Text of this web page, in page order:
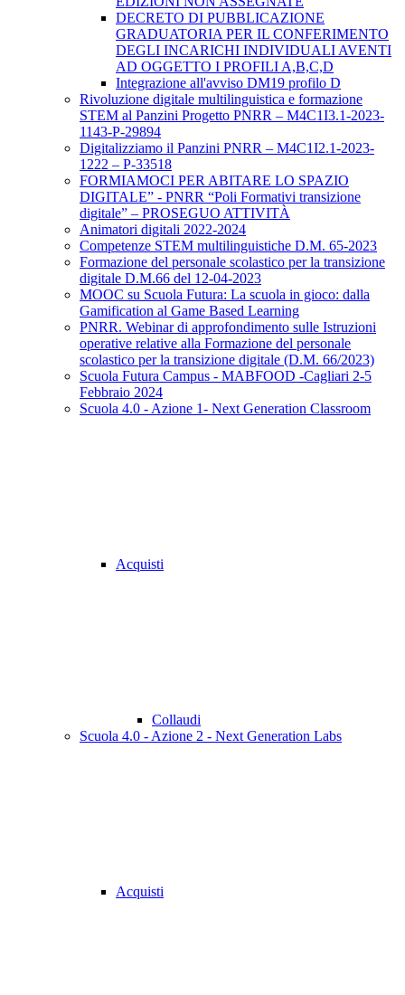
DECRETO DI PUBBLICAZIONE
GRADUATORIA PER IL CONFERIMENTO
DEGLI INCARICHI INDIVIDUALI AVENTI
AD OGGETTO I PROFILI A,B,C,D
Integrazione all'avviso DM19 profilo D
Rivoluzione digitale multilinguistica e formazione
STEM al Panzini Progetto PNRR – M4C1I3.1-2023-
1143-P-29894
Digitalizziamo il Panzini PNRR – M4C1I2.1-2023-
1222 – P-33518
FORMIAMOCI PER ABITARE LO SPAZIO
DIGITALE” - PNRR “Poli Formativi transizione
digitale” – PROSEGUO ATTIVITÀ
Animatori digitali 2022-2024
Competenze STEM multilinguistiche D.M. 65-2023
Formazione del personale scolastico per la transizione
digitale D.M.66 del 12-04-2023
MOOC su Scuola Futura: La scuola in gioco: dalla
Gamification al Game Based Learning
PNRR. Webinar di approfondimento sulle Istruzioni
operative relative alla Formazione del personale
scolastico per la transizione digitale (D.M. 66/2023)
Scuola Futura Campus - MABFOOD -Cagliari 2-5
Febbraio 2024
Scuola 4.0 - Azione 1- Next Generation Classroom
Acquisti
Collaudi
Scuola 4.0 - Azione 2 - Next Generation Labs
Acquisti